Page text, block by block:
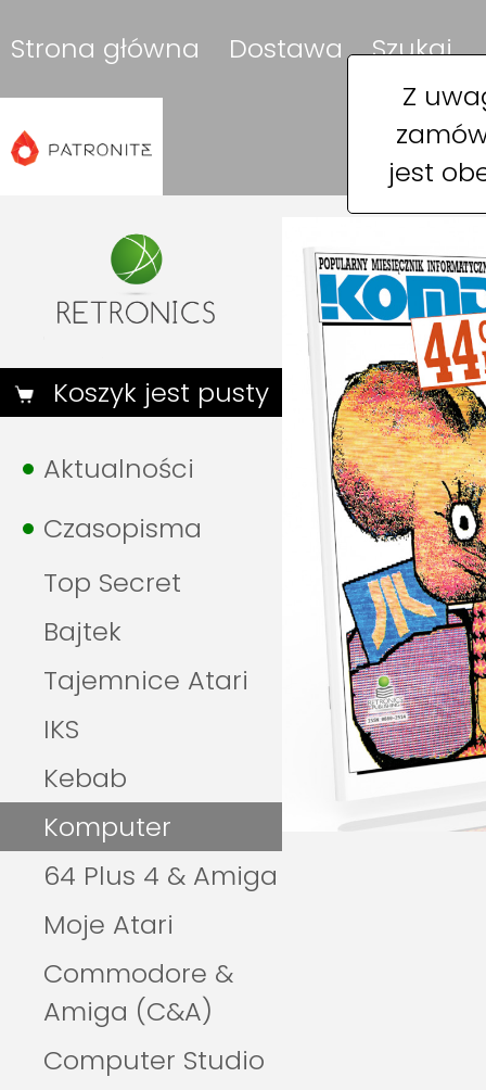
Z
jest
Strona główna Dostawa Szukaj
Koszyk jest pusty
Aktualności
Czasopisma
Top Secret
Bajtek
Tajemnice Atari
IKS
Kebab
Komputer
64 Plus 4 & Amiga
Moje Atari
Commodore &
Amiga (C&A)
Computer Studio